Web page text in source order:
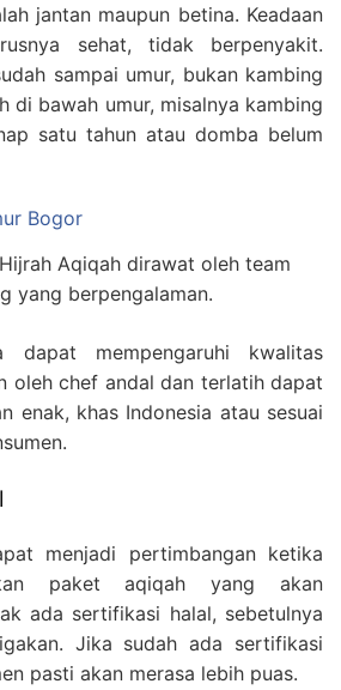
jantan maupun betina. Keadaan
sehat, tidak berpenyakit.
sampai umur, bukan kambing
di bawah umur, misalnya kambing
satu tahun atau domba belum
Aqiqah dirawat oleh team
yang berpengalaman.
dapat mempengaruhi kwalitas
oleh chef andal dan terlatih dapat
enak, khas Indonesia atau sesuai
menjadi pertimbangan ketika
paket aqiqah yang akan
ada sertifikasi halal, sebetulnya
Jika sudah ada sertifikasi
pasti akan merasa lebih puas.